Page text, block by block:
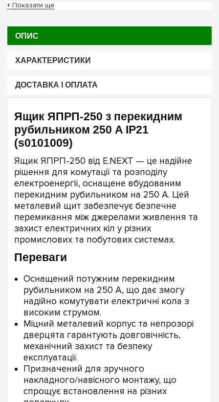
+ Показати ще
ОПИС
ХАРАКТЕРИСТИКИ
ДОСТАВКА І ОПЛАТА
Ящик ЯПРП-250 з перекидним
рубильником 250 A IP21
(s0101009)
Ящик ЯПРП-250 від E.NEXT — це надійне
рішення для комутації та розподілу
електроенергії, оснащене вбудованим
перекидним рубильником на 250 А. Цей
металевий щит забезпечує безпечне
перемикання між джерелами живлення та
захист електричних кіл у різних
промислових та побутових системах.
Переваги
Оснащений потужним перекидним
рубильником на 250 А, що дає змогу
надійно комутувати електричні кола з
високим струмом.
Міцний металевий корпус та непрозорі
дверцята гарантують довговічність,
механічний захист та безпеку
експлуатації.
Призначений для зручного
накладного/навісного монтажу, що
спрощує встановлення на різних